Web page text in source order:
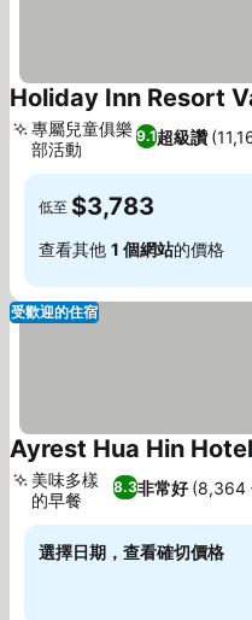
Holiday Inn Resort
9.1超級讚
專屬兒童俱樂
部活動
低至 $3,783
查看其他 1 個網站的價格
受歡迎的住宿
Ayrest Hua Hin Hotel
8.3非常好 (8,364
美味多樣
的早餐
選擇日期，查看確切價格